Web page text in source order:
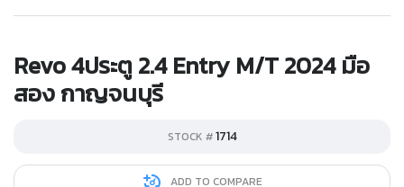
Revo 4ประตู 2.4 Entry M/T 2024 มือ
สอง กาญจนบุรี
STOCK #1714
ADD TO COMPARE